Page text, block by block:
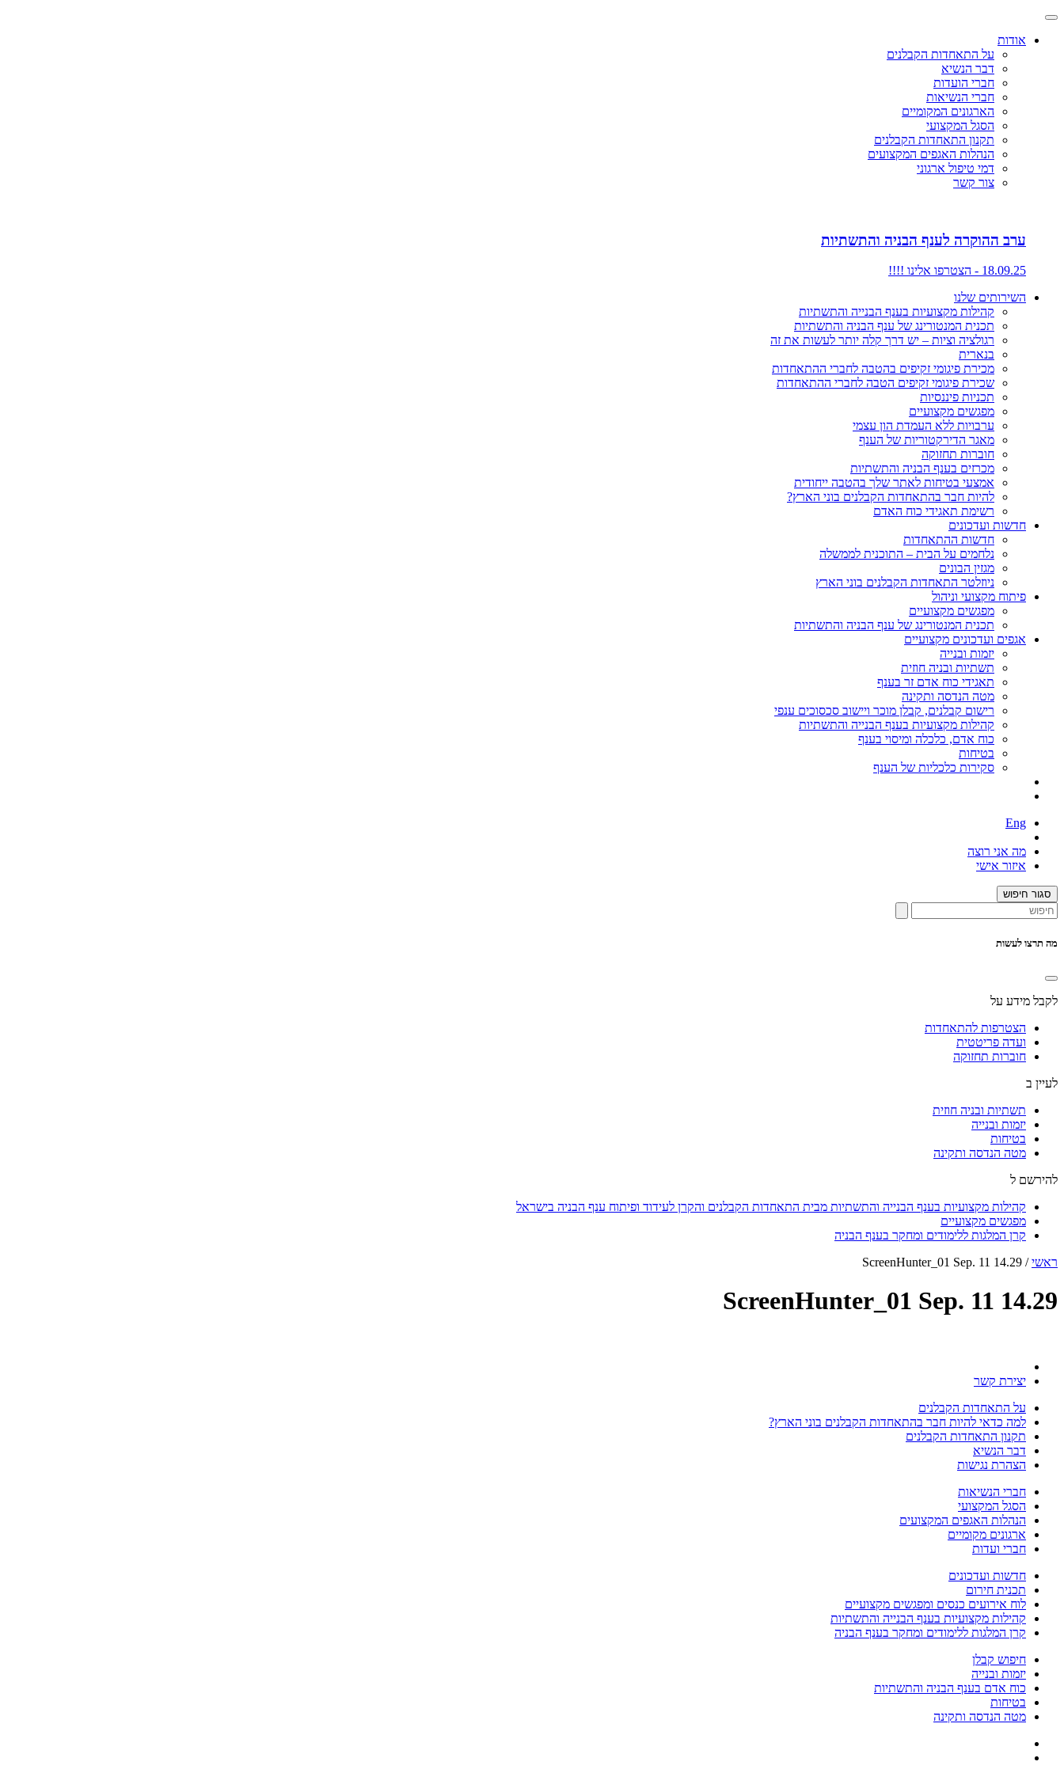
אודות
על התאחדות הקבלנים
דבר הנשיא
חברי הועדות
חברי הנשיאות
הארגונים המקומיים
הסגל המקצועי
תקנון התאחדות הקבלנים
הנהלות האגפים המקצועים
דמי טיפול ארגוני
צור קשר
ערב ההוקרה לענף הבניה והתשתיות
18.09.25 - הצטרפו אלינו !!!!
השירותים שלנו
קהילות מקצועיות בענף הבנייה והתשתיות
תכנית המנטורינג של ענף הבניה והתשתיות
רגולציה וציות – יש דרך קלה יותר לעשות את זה
בנארית
מכירת פיגומי זקיפים בהטבה לחברי ההתאחדות
שכירת פיגומי זקיפים הטבה לחברי ההתאחדות
תכניות פיננסיות
מפגשים מקצועיים
ערבויות ללא העמדת הון עצמי
מאגר הדירקטוריות של הענף
חוברות תחזוקה
מכרזים בענף הבניה והתשתיות
אמצעי בטיחות לאתר שלך בהטבה ייחודית
להיות חבר בהתאחדות הקבלנים בוני הארץ?
רשימת תאגידי כוח האדם
חדשות ועדכונים
חדשות ההתאחדות
נלחמים על הבית – התוכנית לממשלה
מגזין הבונים
ניוזלטר התאחדות הקבלנים בוני הארץ
פיתוח מקצועי וניהול
מפגשים מקצועיים
תכנית המנטורינג של ענף הבניה והתשתיות
אגפים ועדכונים מקצועיים
יזמות ובנייה
תשתיות ובניה חוזית
תאגידי כוח אדם זר בענף
מטה הנדסה ותקינה
רישום קבלנים, קבלן מוכר ויישוב סכסוכים ענפי
קהילות מקצועיות בענף הבנייה והתשתיות
כוח אדם, כלכלה ומיסוי בענף
בטיחות
סקירות כלכליות של הענף
Eng
מה אני רוצה
איזור אישי
סגור חיפוש
מה תרצו לעשות
לקבל מידע על
הצטרפות להתאחדות
ועדה פריטטית
חוברות תחזוקה
לעיין ב
תשתיות ובניה חוזית
יזמות ובנייה
בטיחות
מטה הנדסה ותקינה
להירשם ל
קהילות מקצועיות בענף הבנייה והתשתיות מבית התאחדות הקבלנים והקרן לעידוד ופיתוח ענף הבניה בישראל
מפגשים מקצועיים
קרן המלגות ללימודים ומחקר בענף הבניה
ראשי/
ScreenHunter_01 Sep. 11 14.29
ScreenHunter_01 Sep. 11 14.29
יצירת קשר
על התאחדות הקבלנים
למה כדאי להיות חבר בהתאחדות הקבלנים בוני הארץ?
תקנון התאחדות הקבלנים
דבר הנשיא
הצהרת נגישות
חברי הנשיאות
הסגל המקצועי
הנהלות האגפים המקצועים
ארגונים מקומיים
חברי ועדות
חדשות ועדכונים
תכנית חירום
לוח אירועים כנסים ומפגשים מקצועיים
קהילות מקצועיות בענף הבנייה והתשתיות
קרן המלגות ללימודים ומחקר בענף הבניה
חיפוש קבלן
יזמות ובנייה
כוח אדם בענף הבניה והתשתיות
בטיחות
מטה הנדסה ותקינה